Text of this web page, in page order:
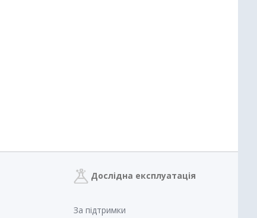
Дослідна експлуатація
За підтримки